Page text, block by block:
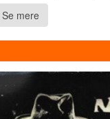
Se mere